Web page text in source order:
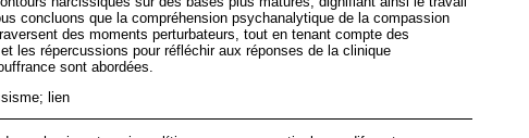
concluons que la compréhension psychanalytique de la compassion
des moments perturbateurs, tout en tenant compte des
les répercussions pour réfléchir aux réponses de la clinique
sont abordées.
lien